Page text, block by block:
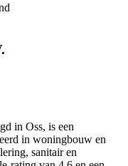
in Oss, is een
in woningbouw en
sanitair en